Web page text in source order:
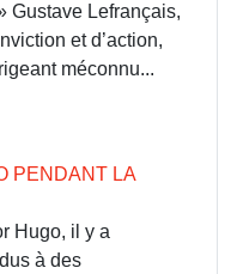
Gustave Lefrançais,
et d’action,
méconnu...
PENDANT LA
Hugo, il y a
à des